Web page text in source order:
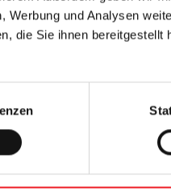
und Analysen
die Sie ihnen
Steuerung per
unserer